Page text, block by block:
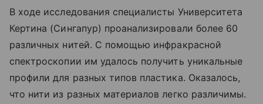
В ходе исследования специалисты Университета
Кертина (Сингапур) проанализировали более 60
различных нитей. С помощью инфракрасной
спектроскопии им удалось получить уникальные
профили для разных типов пластика. Оказалось,
что нити из разных материалов легко различимы.